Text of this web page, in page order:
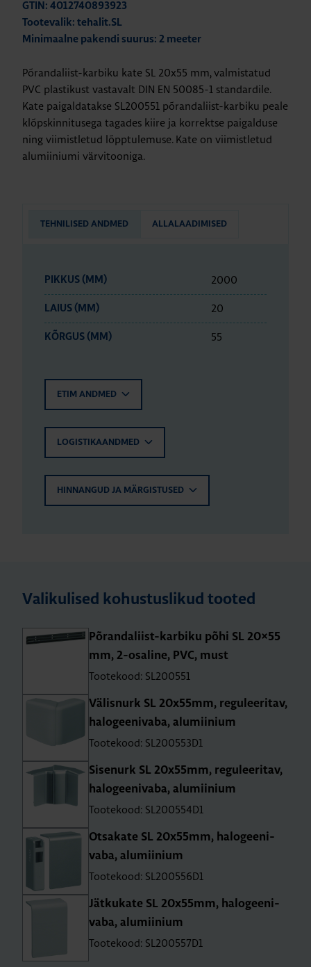
GTIN: 4012740893923
Tootevalik: tehalit.SL
Minimaalne pakendi suurus: 2 meeter
Põrandaliist-karbiku kate SL 20x55 mm, valmistatud
PVC plastikust vastavalt DIN EN 50085-1 standardile.
Kate paigaldatakse SL200551 põrandaliist-karbiku peale
klõpskinnitusega tagades kiire ja korrektse paigalduse
ning viimistletud lõpptulemuse. Kate on viimistletud
alumiiniumi värvitooniga.
TEHNILISED ANDMED ALLALAADIMISED
PIKKUS (MM) 2000
LAIUS (MM) 20
KÕRGUS (MM) 55
ETIM ANDMED
LOGISTIKAANDMED
HINNANGUD JA MÄRGISTUSED
Valikulised kohustuslikud tooted
Põran­da­liist-kar­biku põhi SL 20×55
mm, 2-osa­line, PVC, must
Tootekood: SL200551
Välis­nurk SL 20x55mm, regu­lee­ri­tav,
halo­gee­ni­vaba, alu­mii­nium
Tootekood: SL200553D1
Sise­nurk SL 20x55mm, regu­lee­ri­tav,
halo­gee­ni­vaba, alu­mii­nium
Tootekood: SL200554D1
Otsa­kate SL 20x55mm, halo­gee­ni­
vaba, alu­mii­nium
Tootekood: SL200556D1
Jät­ku­kate SL 20x55mm, halo­gee­ni­
vaba, alu­mii­nium
Tootekood: SL200557D1